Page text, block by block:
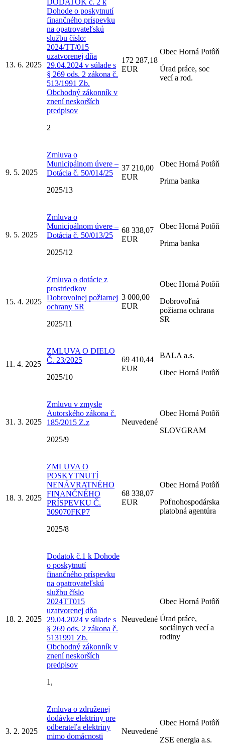
13. 6. 2025
Dohode o poskytnutí
finančného príspevku
na opatrovateľskú
službu číslo:
2024/TT/015
uzatvorenej dňa
29.04.2024 v súlade s
§ 269 ods. 2 zákona č.
513/1991 Zb.
Obchodný zákonník v
znení neskorších
predpisov
2
172 287,18
EUR
Obec Horná Potôň
Úrad práce, soc
vecí a rod.
9. 5. 2025
Zmluva o
Municipálnom úvere –
Dotácia č. 50/014/25
2025/13
37 210,00
EUR
Obec Horná Potôň
Prima banka
9. 5. 2025
Zmluva o
Municipálnom úvere –
Dotácia č. 50/013/25
2025/12
68 338,07
EUR
Obec Horná Potôň
Prima banka
15. 4. 2025
Zmluva o dotácie z
prostriedkov
Dobrovolnej požiarnej
ochrany SR
2025/11
3 000,00
EUR
Obec Horná Potôň
Dobrovoľná
požiarna ochrana
SR
11. 4. 2025
ZMLUVA O DIELO
Č. 23/2025
2025/10
69 410,44
EUR
BALA a.s.
Obec Horná Potôň
31. 3. 2025
Zmluvu v zmysle
Autorského zákona č.
185/2015 Z.z
2025/9
Neuvedené
Obec Horná Potôň
SLOVGRAM
18. 3. 2025
ZMLUVA O
POSKYTNUTÍ
NENÁVRATNÉHO
FINANČNÉHO
PRÍSPEVKU Č.
309070FKP7
2025/8
68 338,07
EUR
Obec Horná Potôň
Poľnohospodárska
platobná agentúra
18. 2. 2025
Dodatok č.1 k Dohode
o poskytnutí
finančného príspevku
na opatrovateľskú
službu číslo
2024TT015
uzatvorenej dňa
29.04.2024 v súlade s
§ 269 ods. 2 zákona č.
5131991 Zb.
Obchodný zákonník v
znení neskorších
predpisov
1,
Neuvedené
Obec Horná Potôň
Úrad práce,
sociálnych vecí a
rodiny
3. 2. 2025
Zmluva o združenej
dodávke elektriny pre
odberateľa elektriny
mimo domácnosti
Neuvedené
Obec Horná Potôň
ZSE energia a.s.